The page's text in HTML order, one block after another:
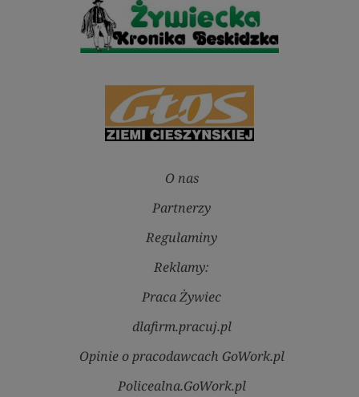
O nas
Partnerzy
Regulaminy
Reklamy:
Praca Żywiec
dlafirm.pracuj.pl
Opinie o pracodawcach GoWork.pl
Policealna.GoWork.pl